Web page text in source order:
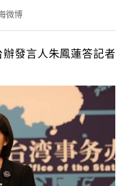
微博
發言人朱鳳蓮答記者